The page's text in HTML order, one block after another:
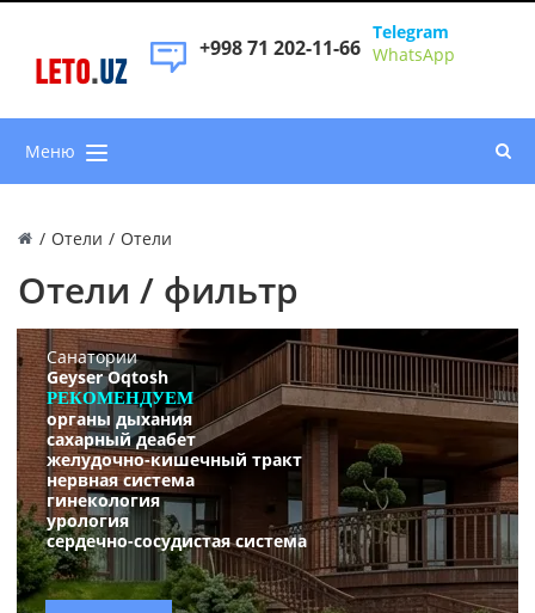
LETO.UZ
+998 71 202-11-66
Telegram
WhatsApp
Меню
/ Отели / Отели
Отели / фильтр
Санатории
Geyser Oqtosh
РЕКОМЕНДУЕМ
органы дыхания
сахарный деабет
желудочно-кишечный тракт
нервная система
гинекология
урология
сердечно-сосудистая система